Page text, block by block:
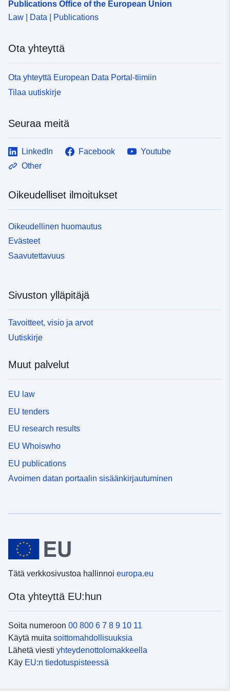
Publications Office of the European Union
Law | Data | Publications
Ota yhteyttä
Ota yhteyttä European Data Portal-tiimiin
Tilaa uutiskirje
Seuraa meitä
LinkedIn Facebook
Youtube
Other
Oikeudelliset ilmoitukset
Oikeudellinen huomautus
Evästeet
Saavutettavuus
Sivuston ylläpitäjä
Tavoitteet, visio ja arvot
Uutiskirje
Muut palvelut
EU law
EU tenders
EU research results
EU Whoiswho
EU publications
Avoimen datan portaalin sisäänkirjautuminen
Tätä verkkosivustoa hallinnoi europa.eu
Ota yhteyttä EU:hun
Soita numeroon 00 800 6 7 8 9 10 11
Käytä muita soittomahdollisuuksia
Lähetä viesti yhteydenottolomakkeella
Käy EU:n tiedotuspisteessä